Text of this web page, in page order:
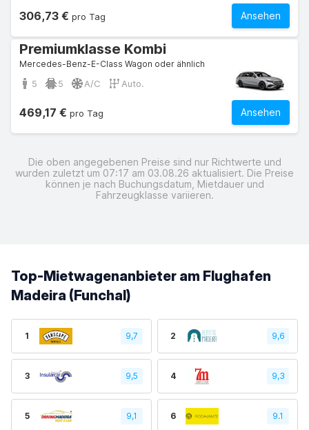
Ansehen
306,73 € pro Tag
Premiumklasse Kombi
Mercedes-Benz-E-Class Wagon oder ähnlich
5 5 A/C Auto.
Ansehen
469,17 € pro Tag
Die oben angegebenen Preise sind nur Richtwerte und
wurden zuletzt um 07:17 am 03.08.26 aktualisiert. Die Preise
können je nach Buchungsdatum, Mietdauer und
Fahrzeugklasse variieren.
Top-Mietwagenanbieter am Flughafen
Madeira (Funchal)
1 9,7 2 9,6
3 9,5 4 9,3
5 9,1 6 9.1